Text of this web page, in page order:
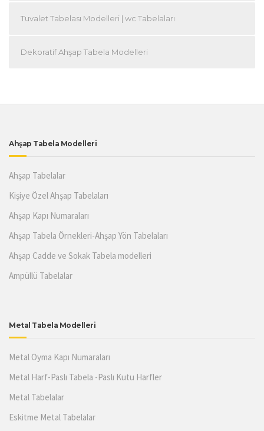
Tuvalet Tabelası Modelleri | wc Tabelaları
Dekoratif Ahşap Tabela Modelleri
Ahşap Tabela Modelleri
Ahşap Tabelalar
Kişiye Özel Ahşap Tabelaları
Ahşap Kapı Numaraları
Ahşap Tabela Örnekleri-Ahşap Yön Tabelaları
Ahşap Cadde ve Sokak Tabela modelleri
Ampüllü Tabelalar
Metal Tabela Modelleri
Metal Oyma Kapı Numaraları
Metal Harf-Paslı Tabela -Paslı Kutu Harfler
Metal Tabelalar
Eskitme Metal Tabelalar